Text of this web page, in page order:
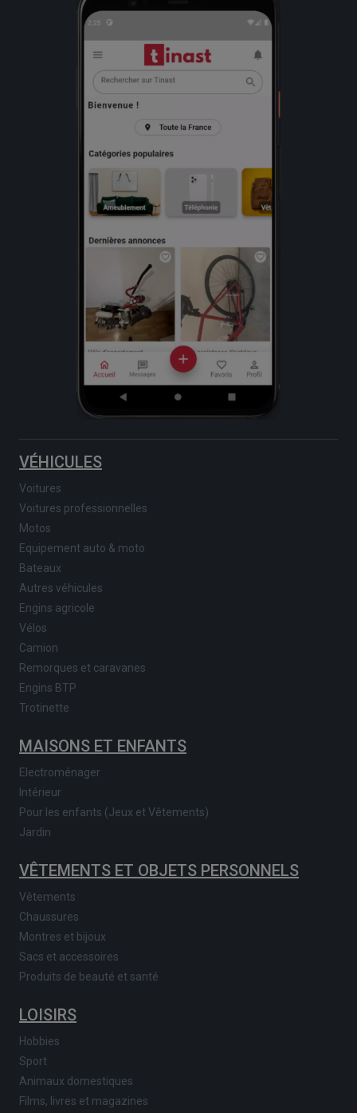
VÉHICULES
Voitures
Voitures professionnelles
Motos
Equipement auto & moto
Bateaux
Autres véhicules
Engins agricole
Vélos
Camion
Remorques et caravanes
Engins BTP
Trotinette
MAISONS ET ENFANTS
Electroménager
Intérieur
Pour les enfants (Jeux et Vêtements)
Jardin
VÊTEMENTS ET OBJETS PERSONNELS
Vêtements
Chaussures
Montres et bijoux
Sacs et accessoires
Produits de beauté et santé
LOISIRS
Hobbies
Sport
Animaux domestiques
Films, livres et magazines